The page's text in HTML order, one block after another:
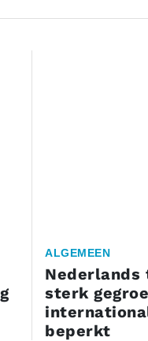
ALGEMEEN
Nederlands
sterk
beperkt